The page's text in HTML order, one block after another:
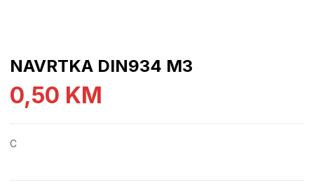
NAVRTKA DIN934 M3
0,50 KM
C